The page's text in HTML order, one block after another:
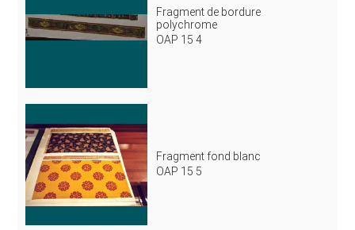
Fragment de bordure
polychrome
OAP 15 4
Fragment fond blanc
OAP 15 5